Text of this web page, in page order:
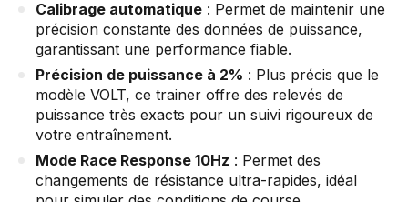
Calibrage automatique : Permet de maintenir une
précision constante des données de puissance,
garantissant une performance fiable.
Précision de puissance à 2% : Plus précis que le
modèle VOLT, ce trainer offre des relevés de
puissance très exacts pour un suivi rigoureux de
votre entraînement.
Mode Race Response 10Hz : Permet des
changements de résistance ultra-rapides, idéal